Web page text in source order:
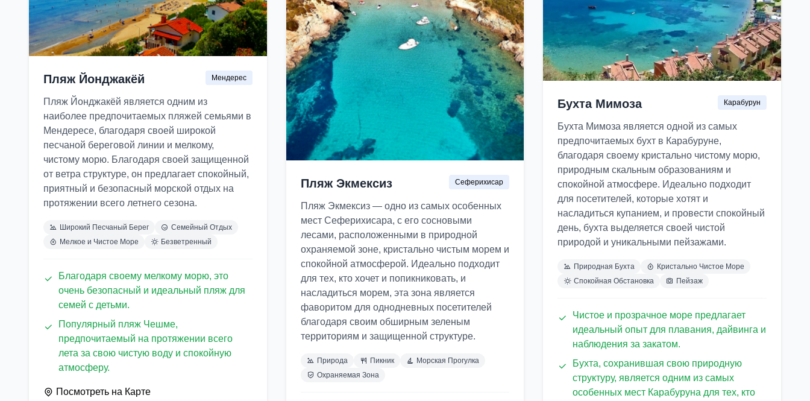
Пляж Йонджакёй Мендерес
Пляж Йонджакёй является одним из
наиболее предпочитаемых пляжей семьями в
Мендересе, благодаря своей широкой
песчаной береговой линии и мелкому,
чистому морю. Благодаря своей защищенной
от ветра структуре, он предлагает спокойный,
приятный и безопасный морской отдых на
протяжении всего летнего сезона.
Широкий Песчаный Берег
Семейный Отдых
Мелкое и Чистое Море
Безветренный
Благодаря своему мелкому морю, это
очень безопасный и идеальный пляж для
семей с детьми.
Популярный пляж Чешме,
предпочитаемый на протяжении всего
лета за свою чистую воду и спокойную
атмосферу.
Посмотреть на Карте
Пляж Экмексиз Сеферихисар
Пляж Экмексиз — одно из самых особенных
мест Сеферихисара, с его сосновыми
лесами, расположенными в природной
охраняемой зоне, кристально чистым морем и
спокойной атмосферой. Идеально подходит
для тех, кто хочет и попикниковать, и
насладиться морем, эта зона является
фаворитом для однодневных посетителей
благодаря своим обширным зеленым
территориям и защищенной структуре.
Природа Пикник
Морская Прогулка
Охраняемая Зона
Бухта Мимоза Карабурун
Бухта Мимоза является одной из самых
предпочитаемых бухт в Карабуруне,
благодаря своему кристально чистому морю,
природным скальным образованиям и
спокойной атмосфере. Идеально подходит
для посетителей, которые хотят и
насладиться купанием, и провести спокойный
день, бухта выделяется своей чистой
природой и уникальными пейзажами.
Природная Бухта
Кристально Чистое Море
Спокойная Обстановка
Пейзаж
Чистое и прозрачное море предлагает
идеальный опыт для плавания, дайвинга и
наблюдения за закатом.
Бухта, сохранившая свою природную
структуру, является одним из самых
особенных мест Карабуруна для тех, кто